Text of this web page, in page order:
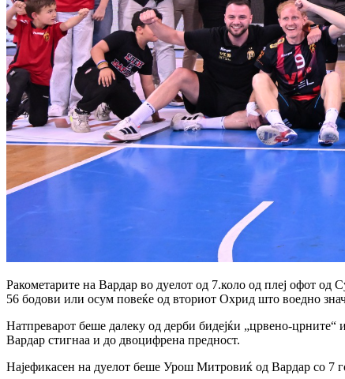
Ракометарите на Вардар во дуелот од 7.коло од плеј офот од
56 бодови или осум повеќе од вториот Охрид што воедно
Натпреварот беше далеку од дерби бидејќи „црвено-црните“
Вардар стигнаа и до двоцифрена предност.
Најефикасен на дуелот беше Урош Митровиќ од Вардар со 7